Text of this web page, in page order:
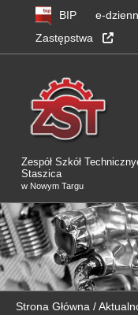
Przejdź
nawigacji
Przejdź
Przejdź
BIP e-
Zastępstwa
Zespół Szkół
Staszica
w Nowym Targu
Strona Główna /